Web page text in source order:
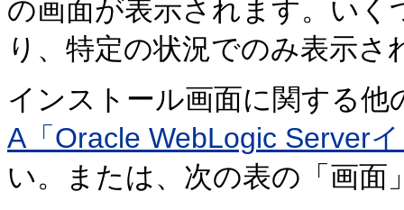
の画面が表示されます。い
り、特定の状況でのみ表示さ
インストール画面に関する
A「Oracle WebLogic Server
い。または、次の表の「画